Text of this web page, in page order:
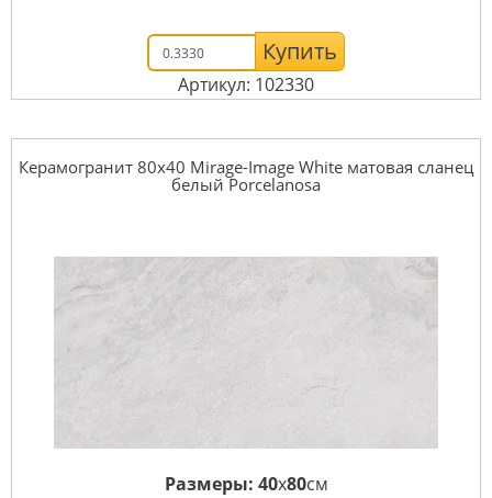
Купить
Артикул: 102330
Керамогранит 80x40 Mirage-Image White матовая сланец
белый Porcelanosa
Размеры: 40x80см